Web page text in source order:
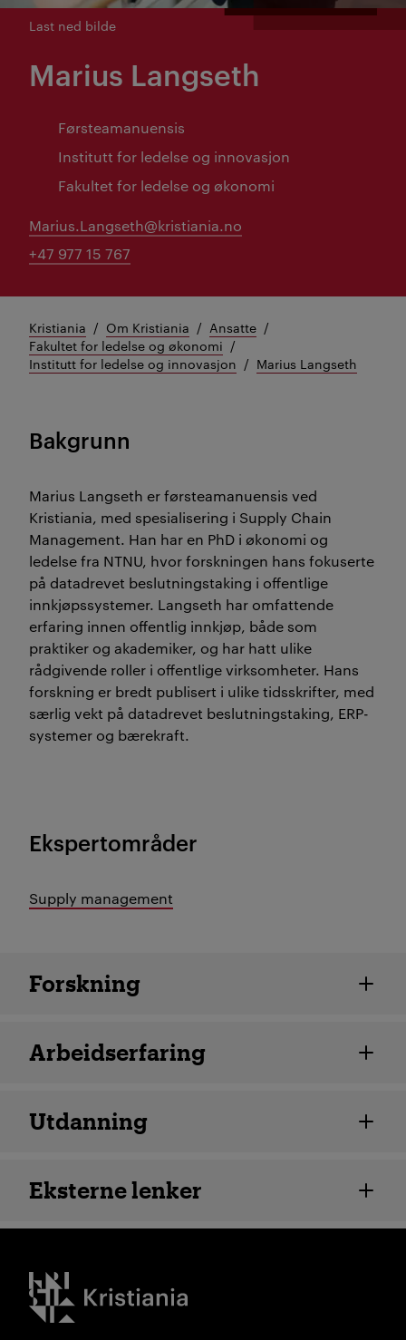
Last ned bilde
Marius Langseth
Førsteamanuensis
Institutt for ledelse og innovasjon
Fakultet for ledelse og økonomi
Marius.Langseth@kristiania.no
+47 977 15 767
Kristiania Om Kristiania
Ansatte
Fakultet for ledelse og økonomi
Institutt for ledelse og innovasjon
Marius Langseth
Bakgrunn
Marius Langseth er førsteamanuensis ved
Kristiania, med spesialisering i Supply Chain
Management. Han har en PhD i økonomi og
ledelse fra NTNU, hvor forskningen hans fokuserte
på datadrevet beslutningstaking i offentlige
innkjøpssystemer. Langseth har omfattende
erfaring innen offentlig innkjøp, både som
praktiker og akademiker, og har hatt ulike
rådgivende roller i offentlige virksomheter. Hans
forskning er bredt publisert i ulike tidsskrifter, med
særlig vekt på datadrevet beslutningstaking, ERP-
systemer og bærekraft.
Ekspertområder
Supply management
Ansatte detaljer
Forskning
Arbeidserfaring
Utdanning
Eksterne lenker
Kristiania logo